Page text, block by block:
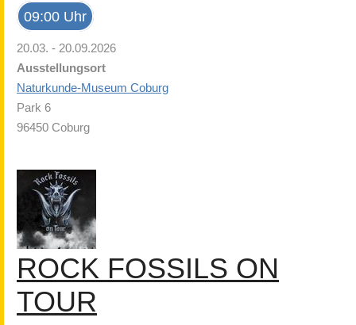
09:00 Uhr
20.03. - 20.09.2026
Ausstellungsort
Naturkunde-Museum Coburg
Park 6
96450 Coburg
ROCK FOSSILS ON
TOUR